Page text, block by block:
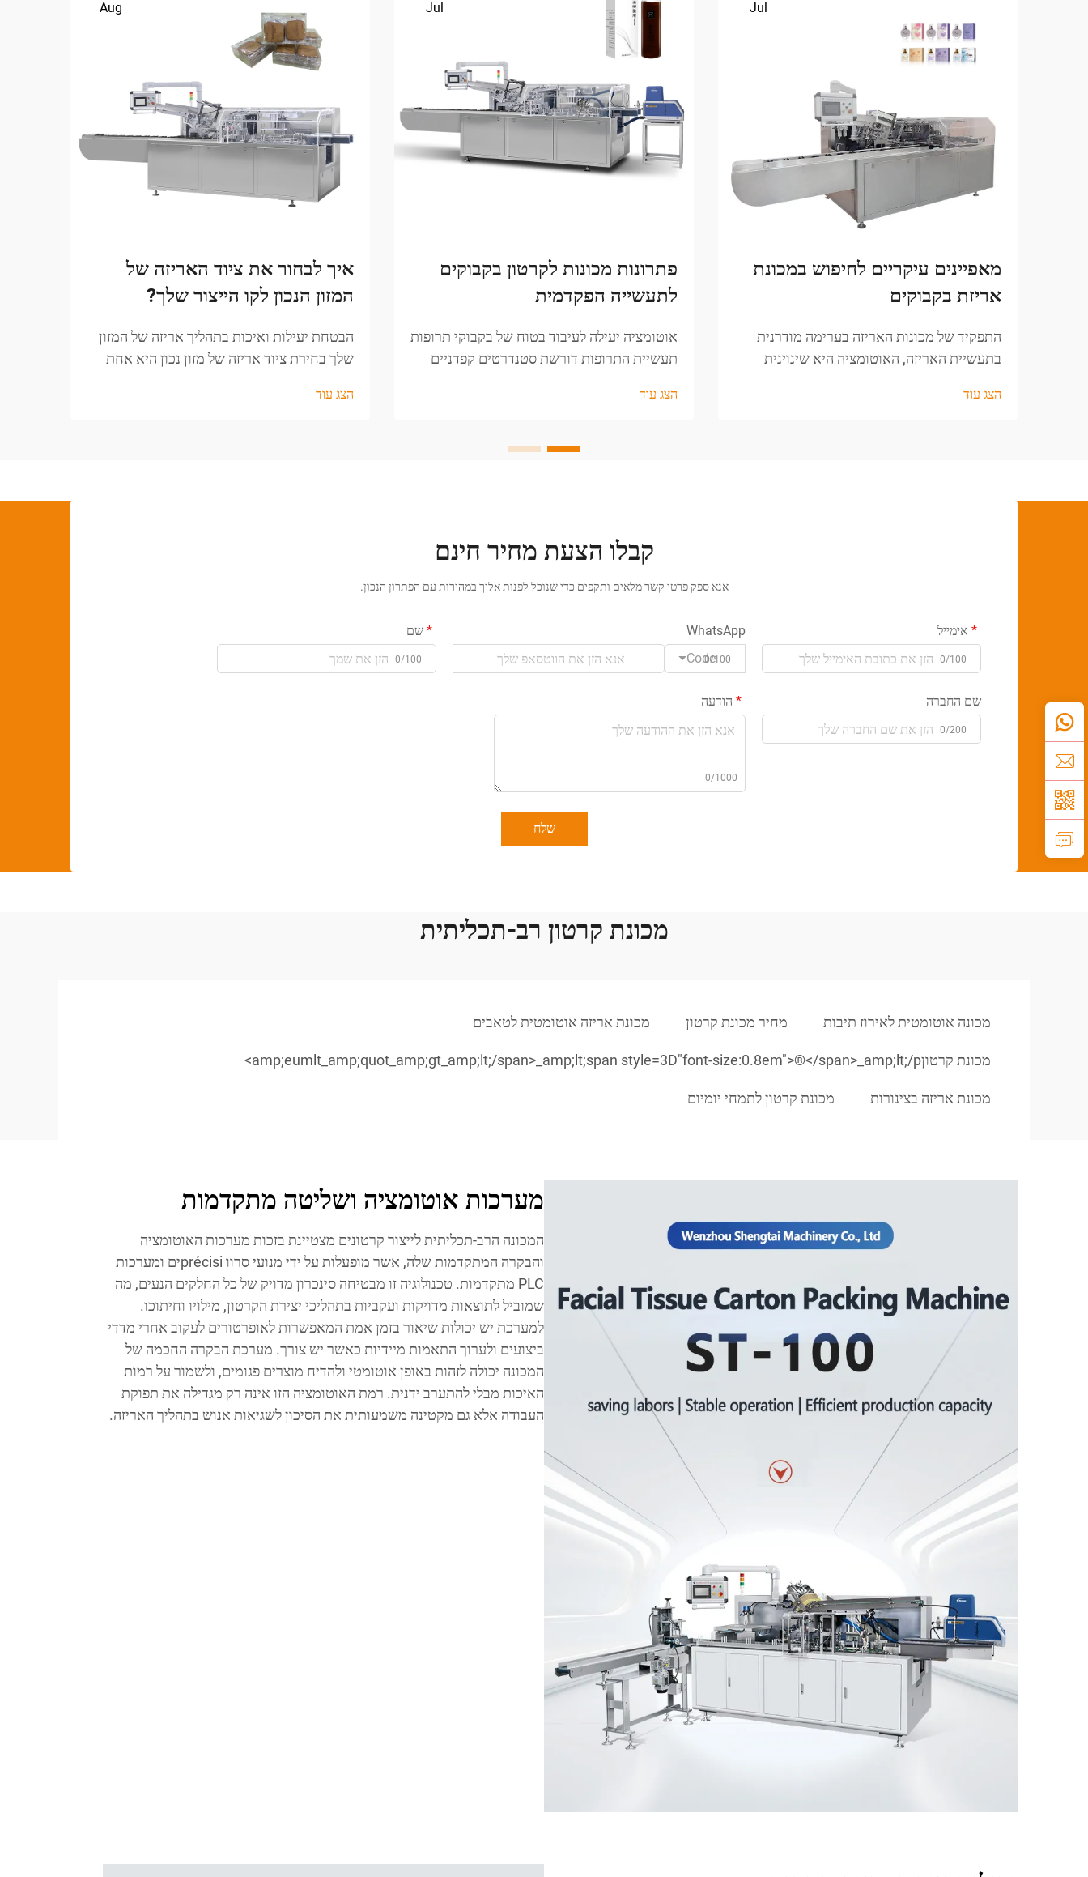
Jul
מאפיינים עיקריים לחיפוש במכונת
אריזת בקבוקים
התפקיד של מכונות האריזה בערימה מודרנית
בתעשיית האריזה, האוטומציה היא שינוינית
דיוק ותדירות היצוא. בהקשר הזה, מכונת האריזה
הצג עוד
Jul
פתרונות מכונות לקרטון בקבוקים
לתעשייה הפקדמית
אוטומציה יעילה לעיבוד בטוח של בקבוקי תרופות
תעשיית התרופות דורשת סטנדרטים קפדניים
ויכולת המעקב אחריו. כדי לעמוד בדרישות
מתקדמות אוטומטיות שמסייעות לייצור תהליכי
הצג עוד
Aug
איך לבחור את ציוד האריזה של
המזון הנכון לקו הייצור שלך?
הבטחת יעילות ואיכות בתהליך אריזה של המזון
שלך בחירת ציוד אריזה של מזון נכון היא אחת
הפתרון הנכון מבטיח שהמוצרים שלך בטוחים,
הצג עוד
קבלו הצעת מחיר חינם
אנא ספק פרטי קשר מלאים ותקפים כדי שנוכל לפנות אליך במהירות עם הפתרון הנכון.
אימייל
0/100
WhatsApp
Code0/100
שם
0/100
שם החברה
0/200
הודעה
0/1000
שלח
מכונת קרטון רב-תכליתית
מכונה אוטומטית לאירוז תיבות מחיר מכונת קרטון מכונת אריזה אוטומטית לטאבים
מכונת קרטוןamp;eumlt_amp;quot_amp;gt_amp;lt;/span>_amp;lt;span style=3D"font-size:0.8em">®</span>_amp;lt;/p>
מכונת אריזה בצינורות מכונת קרטון לתמחי יומיום
מערכות אוטומציה ושליטה מתקדמות
המכונה הרב-תכליתית לייצור קרטונים מצטיינת בזכות מערכות האוטומציה
והבקרה המתקדמות שלה, אשר מופעלות על ידי מנועי סרוו précisiים ומערכות
PLC מתקדמות. טכנולוגיה זו מבטיחה סינכרון מדויק של כל החלקים הנעים, מה
שמוביל לתוצאות מדויקות ועקביות בתהליכי יצירת הקרטון, מילויו וחיתוכו.
למערכת יש יכולות שיאור בזמן אמת המאפשרות לאופרטורים לעקוב אחרי מדדי
ביצועים ולערוך התאמות מיידיות כאשר יש צורך. מערכת הבקרה החכמה של
המכונה יכולה לזהות באופן אוטומטי ולהדיח מוצרים פגומים, ולשמור על רמות
האיכות מבלי להתערב ידנית. רמת האוטומציה הזו אינה רק מגדילה את תפוקת
העבודה אלא גם מקטינה משמעותית את הסיכון לשגיאות אנוש בתהליך האריזה.